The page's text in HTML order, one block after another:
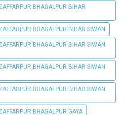
BHAGALPUR BIHAR
BHAGALPUR BIHAR SIWAN
BHAGALPUR BIHAR SIWAN
BHAGALPUR BIHAR SIWAN
BHAGALPUR BIHAR SIWAN
BHAGALPUR GAYA